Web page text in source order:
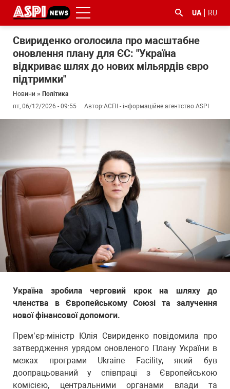
UA RU
Свириденко оголосила про масштабне
оновлення плану для ЄС: "Україна
відкриває шлях до нових мільярдів євро
підтримки"
Новини » Політика
пт, 06/12/2026 - 09:55
Автор:АСПІ - інформаційне агентство ASPI
Україна зробила черговий крок на шляху до
членства в Європейському Союзі та залучення
нової фінансової допомоги.
Прем’єр-міністр Юлія Свириденко повідомила про
затвердження урядом оновленого Плану України в
межах програми Ukraine Facility, який був
доопрацьований у співпраці з Європейською
комісією, центральними органами влади та